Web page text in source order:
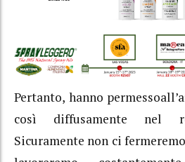
Pertanto, hanno
così diffusamente nel
Sicuramente non ci